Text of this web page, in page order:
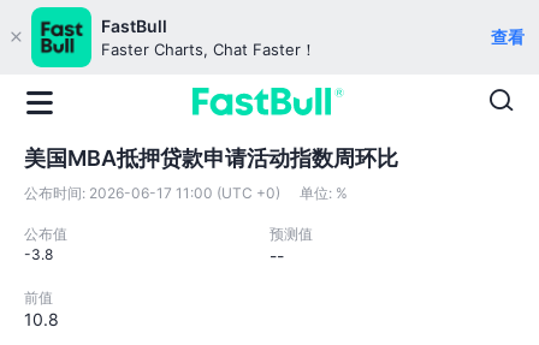
FastBull
Faster Charts, Chat Faster！
查看
美国MBA抵押贷款申请活动指数周环比
公布时间: 2026-06-17 11:00 (UTC +0) 单位: %
公布值
-3.8
预测值
--
前值
10.8